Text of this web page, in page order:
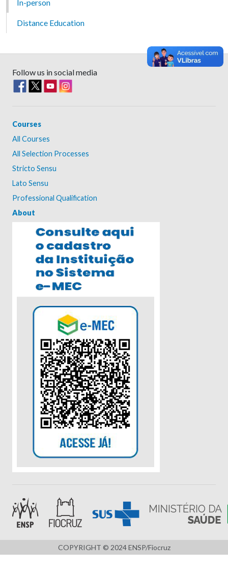
In-person
Distance Education
Follow us in social media
Courses
All Courses
All Selection Processes
Stricto Sensu
Lato Sensu
Professional Qualification
About
COPYRIGHT © 2024 ENSP/Fiocruz